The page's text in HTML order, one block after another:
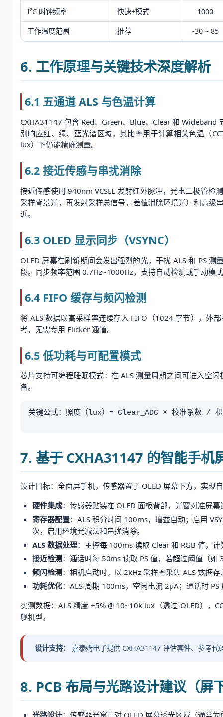
I²C 时钟频率 快速+模式 1000
工作温度范围 推荐 -30 ~ 85
6. 工作原理与关键技术深度解析
6.1 五通道 ALS 与色温计算
CXHA31147 包含 Red、Green、Blue、Clear 和 Wideband
别响应红、绿、蓝光谱区域，其比率用于计算相关色温（
lux）下仍能精确测量。
6.2 接近传感与串扰消除
接近传感使用 940nm VCSEL 发射红外脉冲，光电二极管
采样背景光，再发射采样总信号，差值消除环境光）和高级
近。
6.3 OLED 显示同步（VSYNC）
OLED 屏幕在刷新期间会发出强烈的光，干扰 ALS 和 PS
段。同步频率范围 0.7Hz~1000Hz，支持自动检测或手动模
6.4 FIFO 缓存与频闪检测
将 ALS 数据以高采样率连续存入 FIFO（1024 字节），外
考，无需专用 Flicker 通道。
6.5 低功耗与可配置模式
芯片支持可编程睡眠模式：在 ALS 测量周期之间可进入空
备。
关键公式：照度（lux）= Clear_ADC × 校准系数 /
7. 基于 CXHA31147 的智能手机
设计目标：全面屏手机，传感器置于 OLED 屏幕下方，实现
硬件集成：传感器贴装在 OLED 面板背部，光窗对准屏
寄存器配置：ALS 积分时间 100ms，增益自动；启用
次，启用环境光减法和串扰消除。
ALS 数据处理：主控每 100ms 读取 Clear 和 RGB 值，
接近检测 ：通话时每 50ms 读取 PS 值，若超过阈值（
频闪检测 ：相机启动时，以 2kHz 采样率采集 ALS 数据
功耗优化：ALS 周期 100ms，空闲电流 2μA；通话时
实测数据：ALS 精度 ±5% @ 10~10k lux（透过 OLED），
舰机型。
设计支持： 嘉泰姆电子提供 CXHA31147 评估套件、参考代
8. PCB 布局与光路设计建议（屏
光路设计：传感器光窗正对 OLED 屏幕透光区域（通常